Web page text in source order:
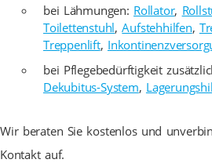
bei Lähmungen: Rollator,
Toilettenstuhl,Aufstehhilfen,
Treppenlift,
bei Pflegebedürftigkeit
Dekubitus-System,
Wir beraten Sie kostenlos und
Kontakt auf.